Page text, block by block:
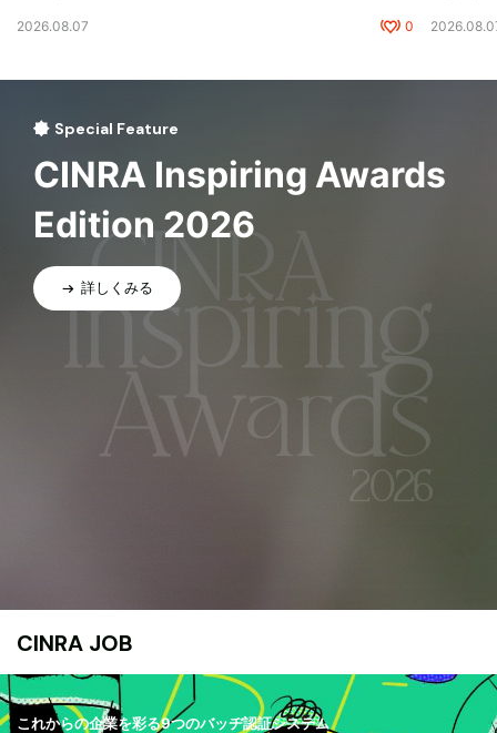
2026.08.07 0
Special Feature
CINRA Inspiring Awards
Edition 2026
詳しくみる
CINRA JOB
これからの企業を彩る9つのバッヂ認証システム